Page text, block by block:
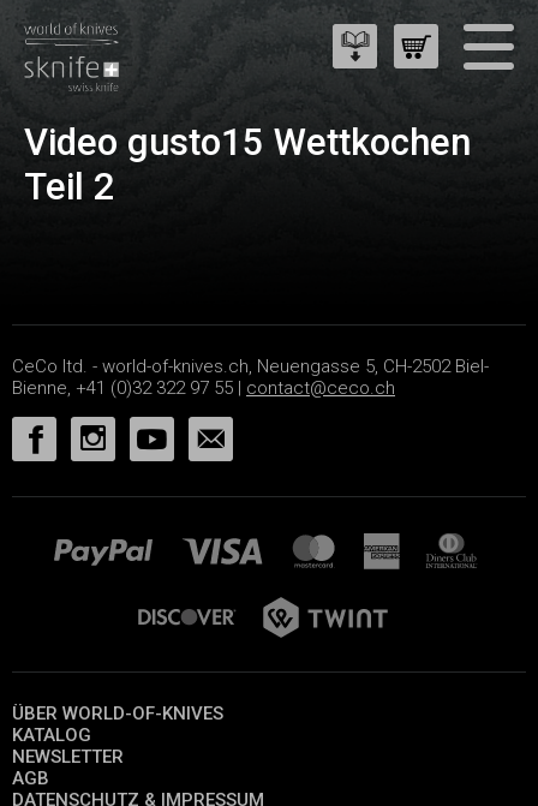
Video gusto15 Wettkochen
Teil 2
CeCo ltd. - world-of-knives.ch, Neuengasse 5, CH-2502 Biel-
Bienne, +41 (0)32 322 97 55 | contact@ceco.ch
ÜBER WORLD-OF-KNIVES
KATALOG
NEWSLETTER
AGB
DATENSCHUTZ & IMPRESSUM